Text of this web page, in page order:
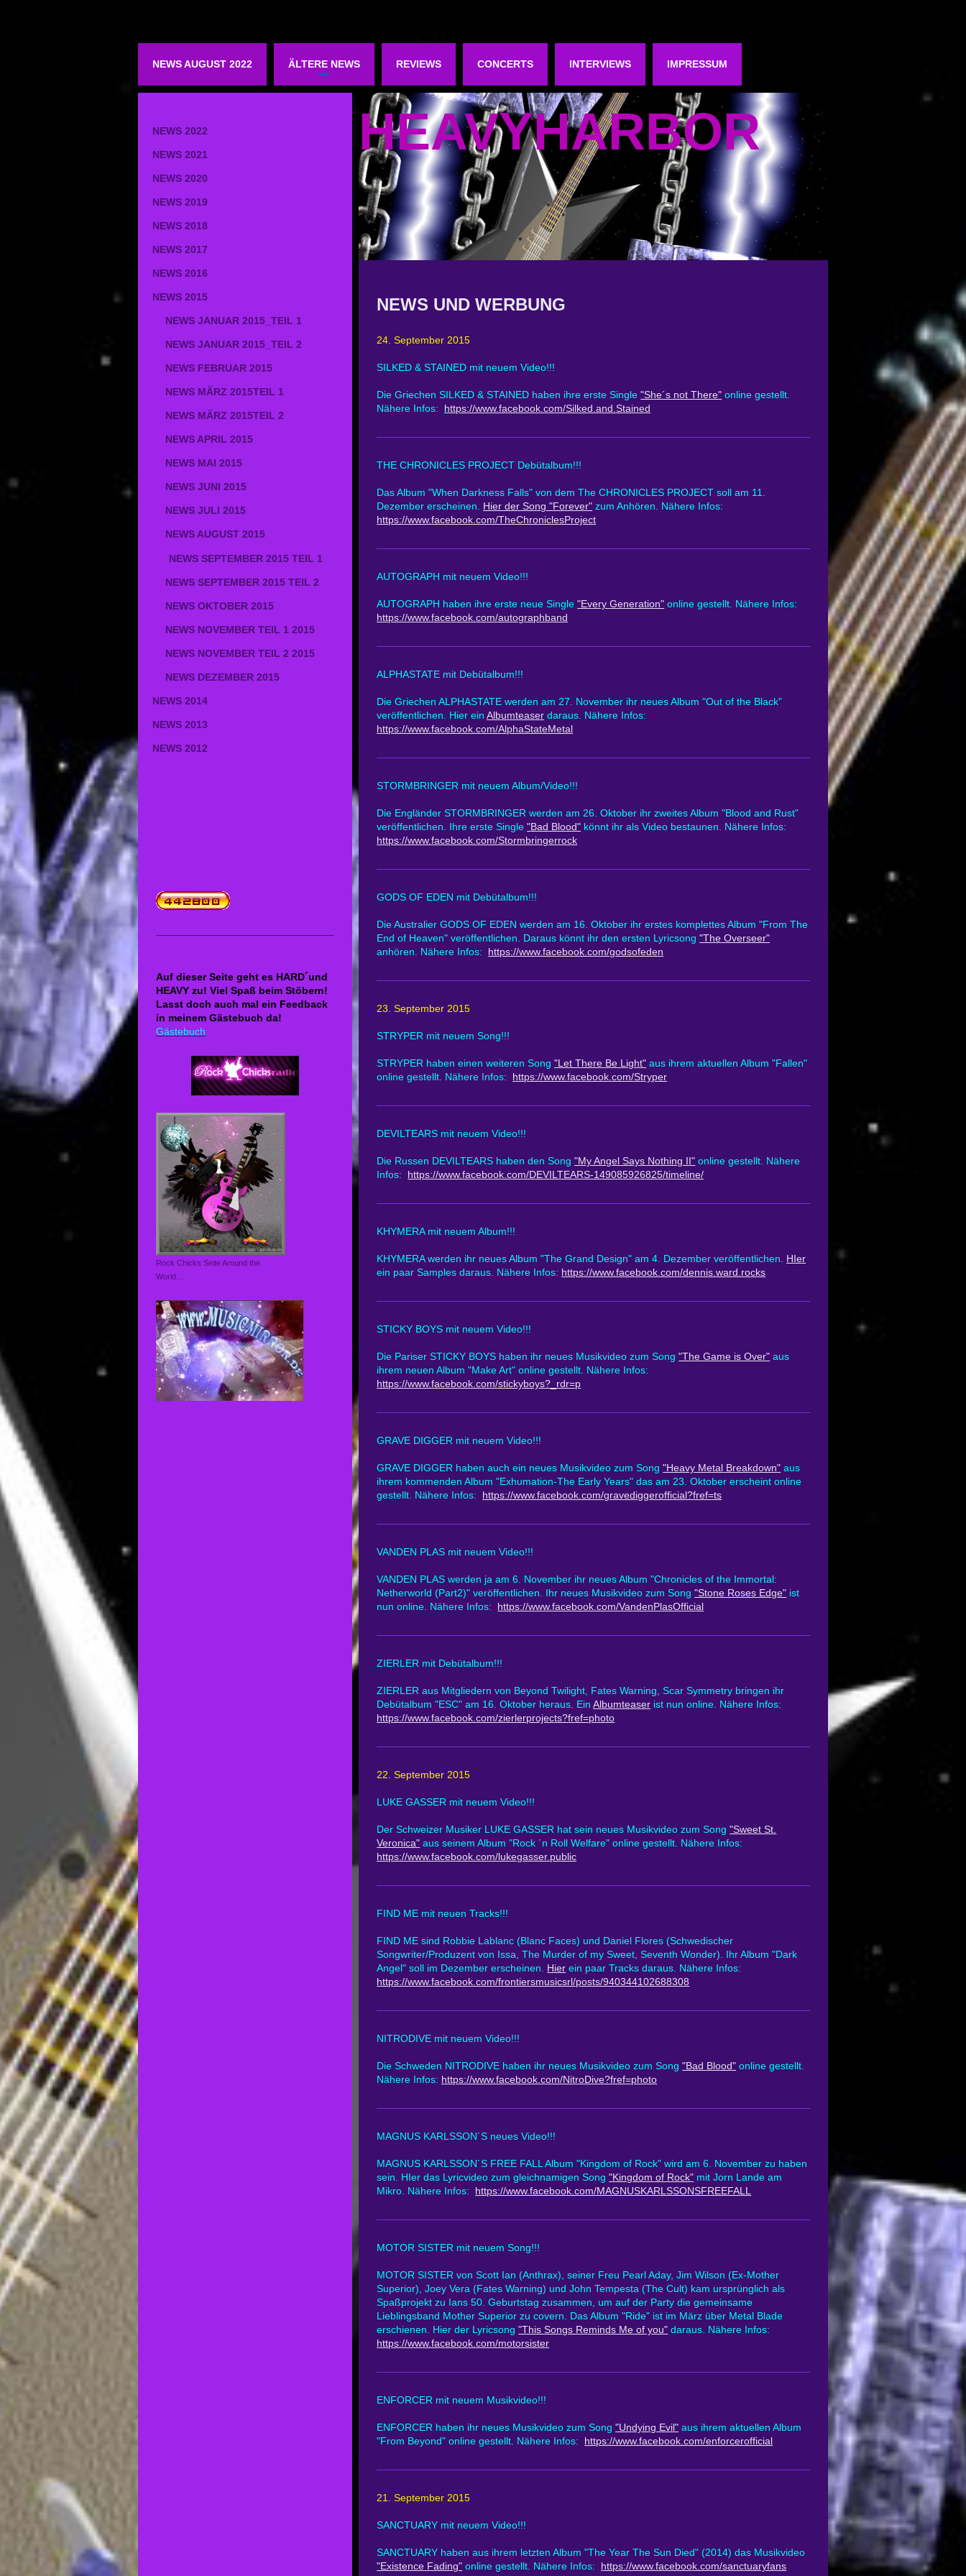
NEWS AUGUST 2022 ÄLTERE NEWS REVIEWS CONCERTS INTERVIEWS IMPRESSUM
HEAVYHARBOR
NEWS UND WERBUNG
24. September 2015
SILKED & STAINED mit neuem Video!!!
Die Griechen SILKED & STAINED haben ihre erste Single "She´s not There" online gestellt.
Nähere Infos:
https://www.facebook.com/Silked.and.Stained
THE CHRONICLES PROJECT Debütalbum!!!
Das Album "When Darkness Falls" von dem The CHRONICLES PROJECT soll am 11.
Dezember erscheinen.
Hier der Song "Forever" zum Anhören. Nähere Infos:
https://www.facebook.com/TheChroniclesProject
AUTOGRAPH mit neuem Video!!!
AUTOGRAPH haben ihre erste neue Single "Every Generation" online gestellt. Nähere Infos:
https://www.facebook.com/autographband
ALPHASTATE mit Debütalbum!!!
Die Griechen ALPHASTATE werden am 27. November ihr neues Album "Out of the Black"
veröffentlichen. Hier ein Albumteaser daraus. Nähere Infos:
https://www.facebook.com/AlphaStateMetal
STORMBRINGER mit neuem Album/Video!!!
Die Engländer STORMBRINGER werden am 26. Oktober ihr zweites Album "Blood and Rust"
veröffentlichen. Ihre erste Single "Bad Blood" könnt ihr als Video bestaunen. Nähere Infos:
https://www.facebook.com/Stormbringerrock
GODS OF EDEN mit Debütalbum!!!
Die Australier GODS OF EDEN werden am 16. Oktober ihr erstes komplettes Album "From The
End of Heaven" veröffentlichen. Daraus könnt ihr den ersten Lyricsong "The Overseer"
anhören. Nähere Infos:
https://www.facebook.com/godsofeden
23. September 2015
STRYPER mit neuem Song!!!
STRYPER haben einen weiteren Song "Let There Be Light" aus ihrem aktuellen Album "Fallen"
online gestellt. Nähere Infos:
https://www.facebook.com/Stryper
DEVILTEARS mit neuem Video!!!
Die Russen DEVILTEARS haben den Song "My Angel Says Nothing II" online gestellt. Nähere
Infos:
https://www.facebook.com/DEVILTEARS-149085926825/timeline/
KHYMERA mit neuem Album!!!
KHYMERA werden ihr neues Album "The Grand Design" am 4. Dezember veröffentlichen.
HIer
ein paar Samples daraus. Nähere Infos: https://www.facebook.com/dennis.ward.rocks
STICKY BOYS mit neuem Video!!!
Die Pariser STICKY BOYS haben ihr neues Musikvideo zum Song "The Game is Over" aus
ihrem neuen Album "Make Art" online gestellt. Nähere Infos:
https://www.facebook.com/stickyboys?_rdr=p
GRAVE DIGGER mit neuem Video!!!
GRAVE DIGGER haben auch ein neues Musikvideo zum Song "Heavy Metal Breakdown" aus
ihrem kommenden Album "Exhumation-The Early Years" das am 23. Oktober erscheint online
gestellt. Nähere Infos:
https://www.facebook.com/gravediggerofficial?fref=ts
VANDEN PLAS mit neuem Video!!!
VANDEN PLAS werden ja am 6. November ihr neues Album "Chronicles of the Immortal:
Netherworld (Part2)" veröffentlichen. Ihr neues Musikvideo zum Song "Stone Roses Edge" ist
nun online. Nähere Infos:
https://www.facebook.com/VandenPlasOfficial
ZIERLER mit Debütalbum!!!
ZIERLER aus Mitgliedern von Beyond Twilight, Fates Warning, Scar Symmetry bringen ihr
Debütalbum "ESC" am 16. Oktober heraus. Ein Albumteaser ist nun online. Nähere Infos:
https://www.facebook.com/zierlerprojects?fref=photo
22. September 2015
LUKE GASSER mit neuem Video!!!
Der Schweizer Musiker LUKE GASSER hat sein neues Musikvideo zum Song "Sweet St.
Veronica" aus seinem Album "Rock ´n Roll Welfare" online gestellt. Nähere Infos:
https://www.facebook.com/lukegasser.public
FIND ME mit neuen Tracks!!!
FIND ME sind Robbie Lablanc (Blanc Faces) und Daniel Flores (Schwedischer
Songwriter/Produzent von Issa, The Murder of my Sweet, Seventh Wonder). Ihr Album "Dark
Angel" soll im Dezember erscheinen.
Hier ein paar Tracks daraus. Nähere Infos:
https://www.facebook.com/frontiersmusicsrl/posts/940344102688308
NITRODIVE mit neuem Video!!!
Die Schweden NITRODIVE haben ihr neues Musikvideo zum Song "Bad Blood" online gestellt.
Nähere Infos: https://www.facebook.com/NitroDive?fref=photo
MAGNUS KARLSSON´S neues Video!!!
MAGNUS KARLSSON´S FREE FALL Album "Kingdom of Rock" wird am 6. November zu haben
sein. HIer das Lyricvideo zum gleichnamigen Song "Kingdom of Rock" mit Jorn Lande am
Mikro. Nähere Infos:
https://www.facebook.com/MAGNUSKARLSSONSFREEFALL
MOTOR SISTER mit neuem Song!!!
MOTOR SISTER von Scott Ian (Anthrax), seiner Freu Pearl Aday, Jim Wilson (Ex-Mother
Superior), Joey Vera (Fates Warning) und John Tempesta (The Cult) kam ursprünglich als
Spaßprojekt zu Ians 50. Geburtstag zusammen, um auf der Party die gemeinsame
Lieblingsband Mother Superior zu covern. Das Album "Ride" ist im März über Metal Blade
erschienen. Hier der Lyricsong "This Songs Reminds Me of you" daraus. Nähere Infos:
https://www.facebook.com/motorsister
ENFORCER mit neuem Musikvideo!!!
ENFORCER haben ihr neues Musikvideo zum Song "Undying Evil" aus ihrem aktuellen Album
"From Beyond" online gestellt. Nähere Infos:
https://www.facebook.com/enforcerofficial
21. September 2015
SANCTUARY mit neuem Video!!!
SANCTUARY haben aus ihrem letzten Album "The Year The Sun Died" (2014) das Musikvideo
"Existence Fading" online gestellt. Nähere Infos: https://www.facebook.com/sanctuaryfans
NEWS 2022
NEWS 2021
NEWS 2020
NEWS 2019
NEWS 2018
NEWS 2017
NEWS 2016
NEWS 2015
NEWS JANUAR 2015_TEIL 1
NEWS JANUAR 2015_TEIL 2
NEWS FEBRUAR 2015
NEWS MÄRZ 2015TEIL 1
NEWS MÄRZ 2015TEIL 2
NEWS APRIL 2015
NEWS MAI 2015
NEWS JUNI 2015
NEWS JULI 2015
NEWS AUGUST 2015
NEWS SEPTEMBER 2015 TEIL 1
NEWS SEPTEMBER 2015 TEIL 2
NEWS OKTOBER 2015
NEWS NOVEMBER TEIL 1 2015
NEWS NOVEMBER TEIL 2 2015
NEWS DEZEMBER 2015
NEWS 2014
NEWS 2013
NEWS 2012
Auf dieser Seite geht es HARD´und
HEAVY zu! Viel Spaß beim Stöbern!
Lasst doch auch mal ein Feedback
in meinem Gästebuch da!
Gästebuch
Rock Chicks Seite Around the
World....